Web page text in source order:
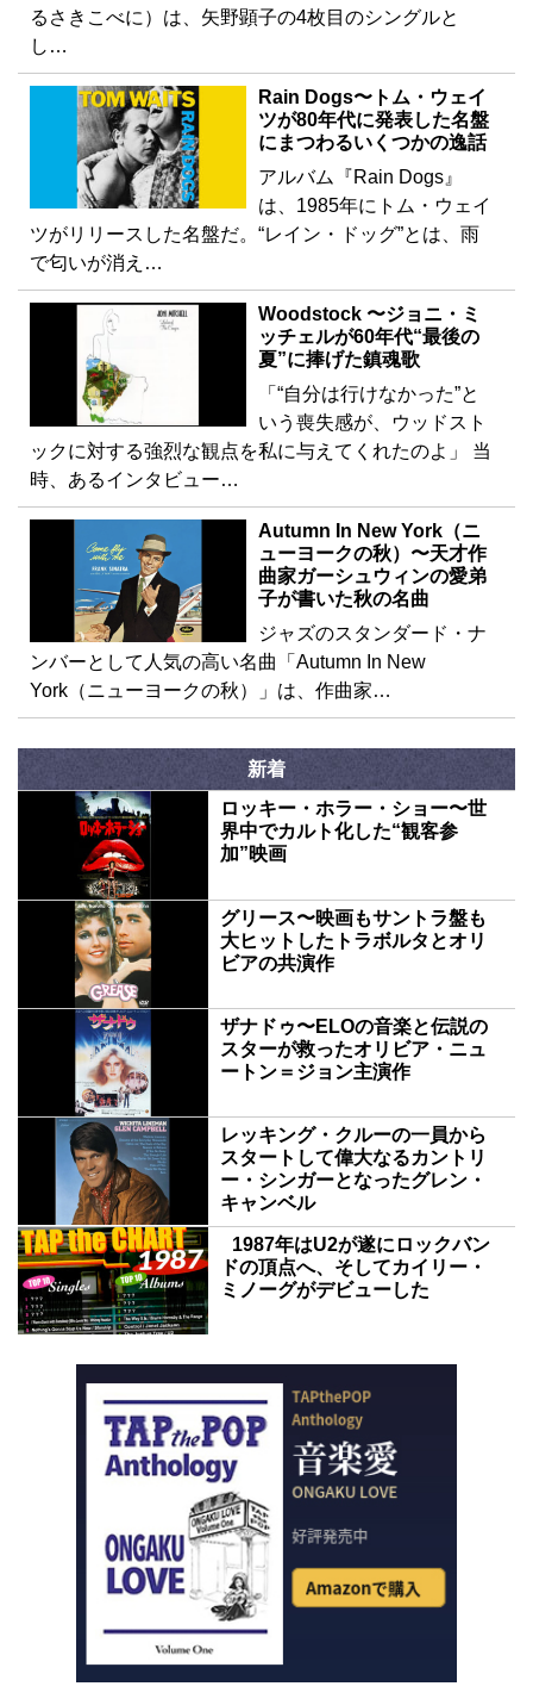
るさきこべに）は、矢野顕子の4枚目のシングルと
し…
Rain Dogs〜トム・ウェイ
ツが80年代に発表した名盤
にまつわるいくつかの逸話
アルバム『Rain Dogs』
は、1985年にトム・ウェイ
ツがリリースした名盤だ。“レイン・ドッグ”とは、雨
で匂いが消え…
Woodstock 〜ジョニ・ミ
ッチェルが60年代“最後の
夏”に捧げた鎮魂歌
「“自分は行けなかった”と
いう喪失感が、ウッドスト
ックに対する強烈な観点を私に与えてくれたのよ」 当
時、あるインタビュー…
Autumn In New York（ニ
ューヨークの秋）〜天才作
曲家ガーシュウィンの愛弟
子が書いた秋の名曲
ジャズのスタンダード・ナ
ンバーとして人気の高い名曲「Autumn In New
York（ニューヨークの秋）」は、作曲家…
新着
ロッキー・ホラー・ショー〜世
界中でカルト化した“観客参
加”映画
グリース〜映画もサントラ盤も
大ヒットしたトラボルタとオリ
ビアの共演作
ザナドゥ〜ELOの音楽と伝説の
スターが救ったオリビア・ニュ
ートン＝ジョン主演作
レッキング・クルーの一員から
スタートして偉大なるカントリ
ー・シンガーとなったグレン・
キャンベル
1987年はU2が遂にロックバン
ドの頂点へ、そしてカイリー・
ミノーグがデビューした